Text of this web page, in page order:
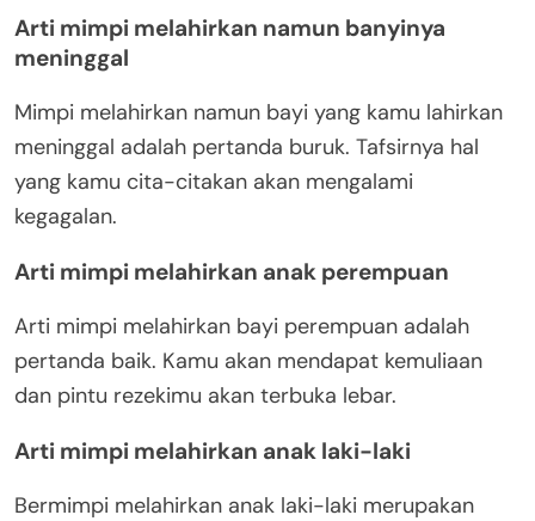
Arti mimpi melahirkan namun banyinya
meninggal
Mimpi melahirkan namun bayi yang kamu lahirkan
meninggal adalah pertanda buruk. Tafsirnya hal
yang kamu cita-citakan akan mengalami
kegagalan.
Arti mimpi melahirkan anak perempuan
Arti mimpi melahirkan bayi perempuan adalah
pertanda baik. Kamu akan mendapat kemuliaan
dan pintu rezekimu akan terbuka lebar.
Arti mimpi melahirkan anak laki-laki
Bermimpi melahirkan anak laki-laki merupakan